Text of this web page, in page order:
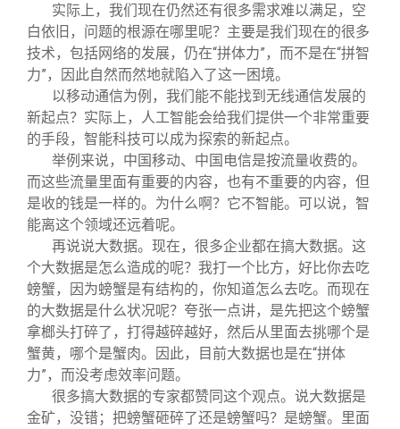
实际上，我们现在仍然还有很多需求难以满足，空
白依旧，问题的根源在哪里呢？主要是我们现在的很多
技术，包括网络的发展，仍在“拼体力”，而不是在“拼智
力”，因此自然而然地就陷入了这一困境。
以移动通信为例，我们能不能找到无线通信发展的
新起点？实际上，人工智能会给我们提供一个非常重要
的手段，智能科技可以成为探索的新起点。
举例来说，中国移动、中国电信是按流量收费的。
而这些流量里面有重要的内容，也有不重要的内容，但
是收的钱是一样的。为什么啊？它不智能。可以说，智
能离这个领域还远着呢。
再说说大数据。现在，很多企业都在搞大数据。这
个大数据是怎么造成的呢？我打一个比方，好比你去吃
螃蟹，因为螃蟹是有结构的，你知道怎么去吃。而现在
的大数据是什么状况呢？夸张一点讲，是先把这个螃蟹
拿榔头打碎了，打得越碎越好，然后从里面去挑哪个是
蟹黄，哪个是蟹肉。因此，目前大数据也是在“拼体
力”，而没考虑效率问题。
很多搞大数据的专家都赞同这个观点。说大数据是
金矿，没错；把螃蟹砸碎了还是螃蟹吗？是螃蟹。里面